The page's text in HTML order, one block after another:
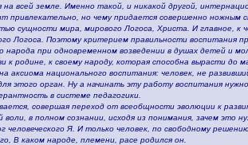
на всей земле. Именно такой, и никакой другой,
привлекательно, но чему придается совершенно ножным
сущности мира, мирового Логоса, Христа. И главное,
Логоса. Поэтому критерием правильности воспитания
народа при одновременном возведении в душах детей и
к родине, к своему народу, которая способна вырасти до
аксиома национального воспитания: человек, не
этого орган. Ну а начинать эту работу воспитания
в системе педагогики.
совершая переход от всеобщности эволюции к
в полном сознании, исходя из понимания, зачем это
человеческого Я. И только человек, по свободному
В каком народе, племени, расе родился он.